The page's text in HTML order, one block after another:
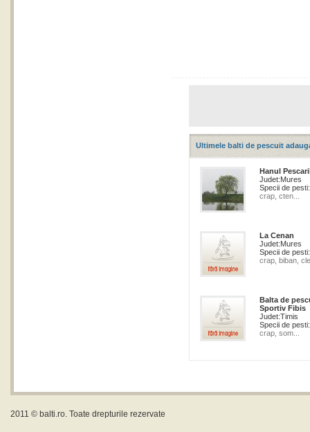
Ultimele balti de pescuit
Hanul
Judet:Mures
Specii de pesti:
crap, cten...
La Cenan
Judet:Mures
Specii de pesti:
crap, biban,
Balta de
Sportiv Fibis
Judet:Timis
Specii de pesti:
crap, som...
2011 © balti.ro. Toate drepturile rezervate